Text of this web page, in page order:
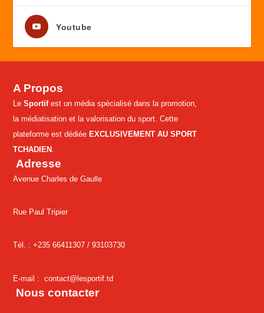
Youtube
A Propos
LeSportifest un média spécialisé dans la promotion,
la médiatisation et la valorisation du sport. Cette
plateforme est dédiéeEXCLUSIVEMENT AU SPORT
TCHADIEN
Adresse
Avenue Charles de Gaulle
Rue Paul Tripier
Tél. : +235 66411307 /93103730
E-mail :contact@lesportif.td
Nous contacter